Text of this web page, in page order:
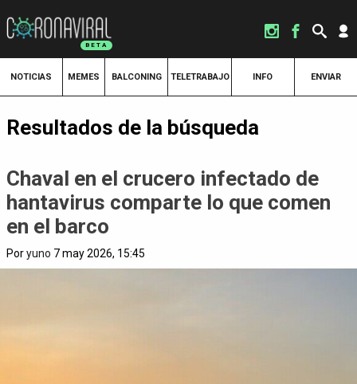
NOTICIAS MEMES BALCONING TELETRABAJO INFO ENVIAR
Resultados de la búsqueda
Chaval en el crucero infectado de
hantavirus comparte lo que comen
en el barco
Poryuno 7 may 2026, 15:45